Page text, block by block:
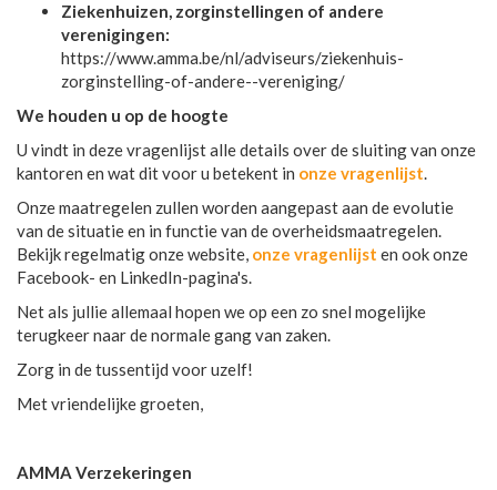
Ziekenhuizen, zorginstellingen of andere
verenigingen:
https://www.amma.be/nl/adviseurs/ziekenhuis-
zorginstelling-of-andere--vereniging/
We houden u op de hoogte
U vindt in deze vragenlijst alle details over de sluiting van onze
kantoren en wat dit voor u betekent in onze vragenlijst.
Onze maatregelen zullen worden aangepast aan de evolutie
van de situatie en in functie van de overheidsmaatregelen.
Bekijk regelmatig onze website, onze vragenlijst en ook onze
Facebook- en LinkedIn-pagina's.
Net als jullie allemaal hopen we op een zo snel mogelijke
terugkeer naar de normale gang van zaken.
Zorg in de tussentijd voor uzelf!
Met vriendelijke groeten,
AMMA Verzekeringen